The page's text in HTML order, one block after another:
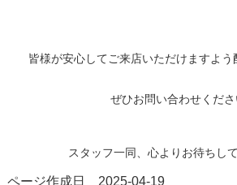
皆様が安心してご来店いただけますよ
ぜひお問い合わせくださ
スタッフ一同、心よりお待ちし
ページ作成日 2025-04-19